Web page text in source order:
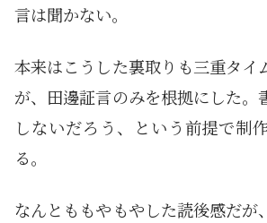
言は聞かない。
本来はこうした裏取りも三重タイ
が、田邊証言のみを根拠にした。
しないだろう、という前提で制
る。
なんとももやもやした読後感だが